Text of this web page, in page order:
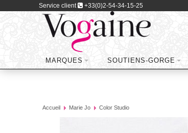
Service client +33(0)2-54-34-15-25
MARQUES SOUTIENS-GORGE
Accueil Marie Jo Color Studio